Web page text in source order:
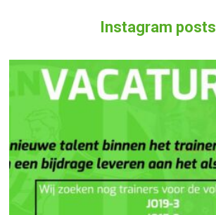
Instagram posts